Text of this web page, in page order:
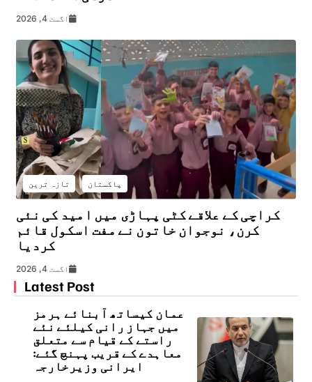
اگست 4, 2026
پاکستان تازہ ترین
کراچی کے علاقے کٹی پہاڑی میں امید کی نئی
کرن، نوجوان خاتون نے مفت اسکول قائم
کردیا
اگست 4, 2026
Latest Post
عمان کیساتھ آبنائے ہرمز
میں جہاز رانی کیلئے نئے
راستے کے قیام سے متعلق
معاہدے کے قریب پہنچ گئے:
ایرانی وزیرخارجہ